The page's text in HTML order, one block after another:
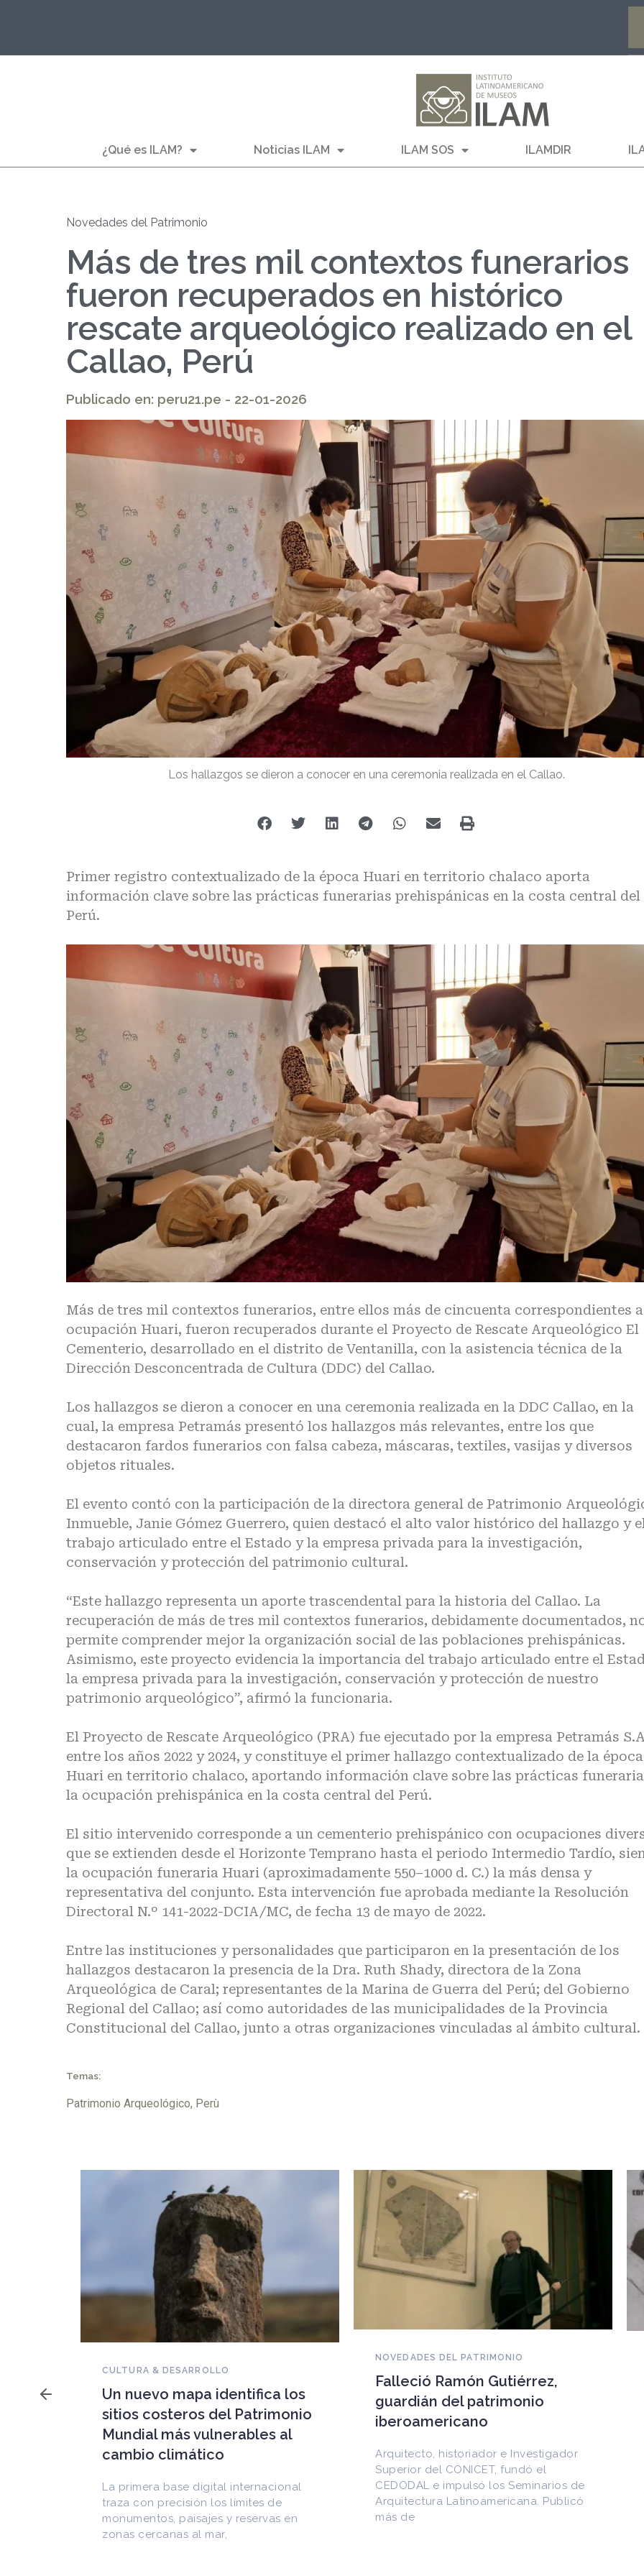
¿Qué es ILAM? Noticias ILAM ILAM SOS ILAMDIR
Novedades del Patrimonio
Más de tres mil contextos funerarios
fueron recuperados en histórico
rescate arqueológico realizado en el
Callao, Perú
Publicado en: peru21.pe - 22-01-2026
Los hallazgos se dieron a conocer en una ceremonia realizada en el Callao.
Primer registro contextualizado de la época Huari en territorio chalaco aporta
información clave sobre las prácticas funerarias prehispánicas en la costa central del
Perú.
Más de tres mil contextos funerarios, entre ellos más de cincuenta correspondientes
ocupación Huari, fueron recuperados durante el Proyecto de Rescate Arqueológico El
Cementerio, desarrollado en el distrito de Ventanilla, con la asistencia técnica de la
Dirección Desconcentrada de Cultura (DDC) del Callao.
Los hallazgos se dieron a conocer en una ceremonia realizada en la DDC Callao, en la
cual, la empresa Petramás presentó los hallazgos más relevantes, entre los que
destacaron fardos funerarios con falsa cabeza, máscaras, textiles, vasijas y diversos
objetos rituales.
El evento contó con la participación de la directora general de Patrimonio
Inmueble, Janie Gómez Guerrero, quien destacó el alto valor histórico del hallazgo y
trabajo articulado entre el Estado y la empresa privada para la investigación,
conservación y protección del patrimonio cultural.
“Este hallazgo representa un aporte trascendental para la historia del Callao. La
recuperación de más de tres mil contextos funerarios, debidamente documentados,
permite comprender mejor la organización social de las poblaciones prehispánicas.
Asimismo, este proyecto evidencia la importancia del trabajo articulado entre el
la empresa privada para la investigación, conservación y protección de nuestro
patrimonio arqueológico”, afirmó la funcionaria.
El Proyecto de Rescate Arqueológico (PRA) fue ejecutado por la empresa Petramás
entre los años 2022 y 2024, y constituye el primer hallazgo contextualizado de la época
Huari en territorio chalaco, aportando información clave sobre las prácticas
la ocupación prehispánica en la costa central del Perú.
El sitio intervenido corresponde a un cementerio prehispánico con ocupaciones
que se extienden desde el Horizonte Temprano hasta el periodo Intermedio Tardío,
la ocupación funeraria Huari (aproximadamente 550–1000 d. C.) la más densa y
representativa del conjunto. Esta intervención fue aprobada mediante la Resolución
Directoral N.º 141-2022-DCIA/MC, de fecha 13 de mayo de 2022.
Entre las instituciones y personalidades que participaron en la presentación de los
hallazgos destacaron la presencia de la Dra. Ruth Shady, directora de la Zona
Arqueológica de Caral; representantes de la Marina de Guerra del Perú; del Gobierno
Regional del Callao; así como autoridades de las municipalidades de la Provincia
Constitucional del Callao, junto a otras organizaciones vinculadas al ámbito cultural.
Temas:
Patrimonio Arqueológico, Perù
guardián del patrimonio
iberoamericano
Arquitecto, historiador e Investigador
CEDODAL e impulsó los Seminarios de
Arquitectura Latinoamericana. Publicó
más de
NOVEDADES DEL PATRIMONIO
EEUU devuelve a Cuba
documentos históricos
sustraídos del Archivo
en internet
Entre los materiales recuperados
figuran la Constitución de la Yaya de